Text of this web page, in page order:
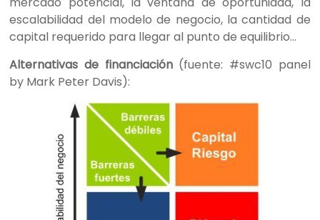
escalabilidad del modelo de negocio, la cantidad de
capital requerido para llegar al punto de equilibrio…
Alternativas de financiación(fuente: #swc10 panel
by Mark Peter Davis):